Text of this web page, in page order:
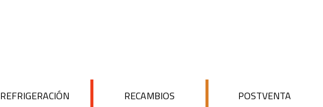
REFRIGERACIÓN RECAMBIOS POSTVENTA